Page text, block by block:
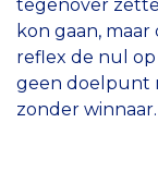
tegenover
kon gaan,
reflex de nul
geen doelpunt
zonder winnaar.